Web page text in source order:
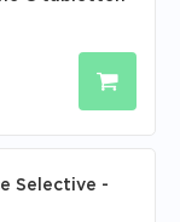
Selective -